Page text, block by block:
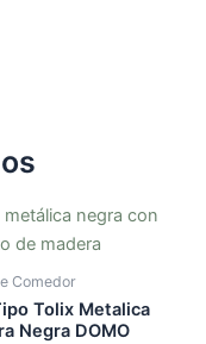
Comedor
Tolix Metalica
Negra DOMO